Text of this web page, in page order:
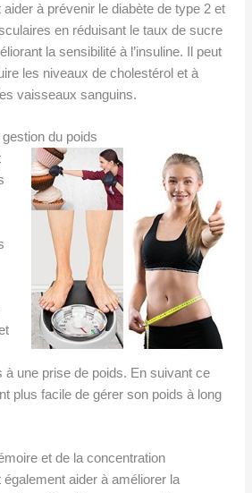
à prévenir le diabète de type 2 et
en réduisant le taux de sucre
la sensibilité à l’insuline. Il peut
les niveaux de cholestérol et à
vaisseaux sanguins.
gestion du poids
une prise de poids. En suivant ce
plus facile de gérer son poids à long
et de la concentration
aider à améliorer la